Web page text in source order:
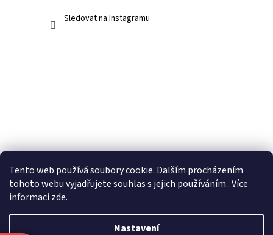
Tento web používá soubory cookie. Dalším procházením
tohoto webu vyjadřujete souhlas s jejich používáním.. Více
informacízde.
Nastavení
Sledovat na Instagramu
Vytvořil Shoptet